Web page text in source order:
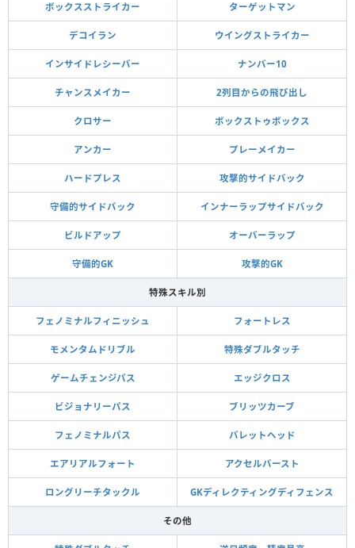
ボックスストライカー ターゲットマン
デコイラン ウイングストライカー
インサイドレシーバー ナンバー10
チャンスメイカー 2列目からの飛び出し
クロサー ボックストゥボックス
アンカー プレーメイカー
ハードプレス 攻撃的サイドバック
守備的サイドバック インナーラップサイドバック
ビルドアップ オーバーラップ
守備的GK 攻撃的GK
特殊スキル別
フェノミナルフィニッシュ フォートレス
モメンタムドリブル 特殊ダブルタッチ
ゲームチェンジパス エッジクロス
ビジョナリーパス ブリッツカーブ
フェノミナルパス バレットヘッド
エアリアルフォート アクセルバースト
ロングリーチタックル GKディレクティングディフェンス
その他